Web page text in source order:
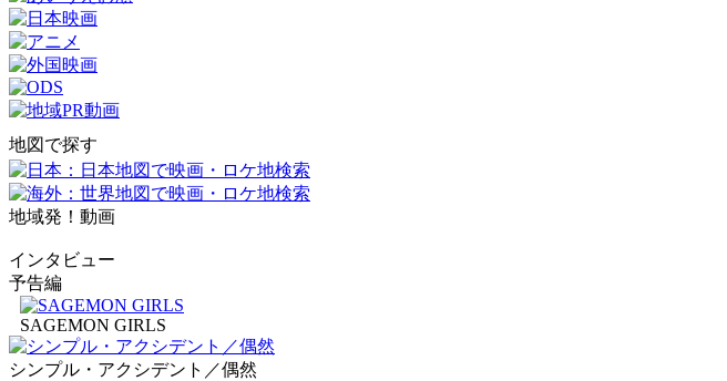
地図で探す
地域発！動画
インタビュー
予告編
SAGEMON GIRLS
シンプル・アクシデント／偶然